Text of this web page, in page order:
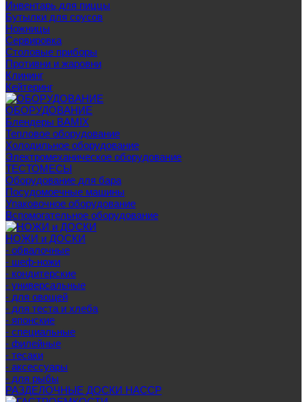
Инвентарь для пиццы
Бутылки для соусов
Ножницы
Сервировка
Столовые приборы
Противни и жаровни
Клининг
Кейтеринг
ОБОРУДОВАНИЕ
Блендеры BAMIX
Тепловое оборудование
Холодильное оборудование
Электромеханическое оборудование
ТЕСТОМЕСЫ
Оборудование для бара
Посудомоечные машины
Упаковочное оборудование
Вспомогательное оборудование
НОЖИ и ДОСКИ
- обвалочные
- шеф-ножи
- кондитерские
- универсальные
- для овощей
- для теста и хлеба
- японские
- специальные
- филейные
- тесаки
- аксессуары
- для рыбы
РАЗДЕЛОЧНЫЕ ДОСКИ HACCP